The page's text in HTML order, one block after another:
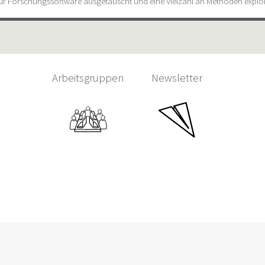
Arbeitsgruppen Newsletter